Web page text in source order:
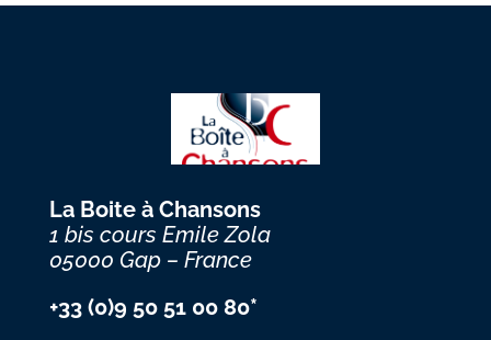
La Boite à Chansons
1 bis cours Emile Zola
05000 Gap – France
+33 (0)9 50 51 00 80*